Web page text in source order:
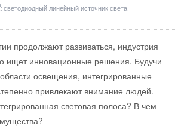
светодиодный линейный источник света
продолжают развиваться, индустрия
ищет инновационные решения. Будучи
освещения, интегрированные
привлекают внимание людей.
световая полоса? В чем